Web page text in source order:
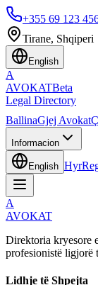
+355 69 123
Tirane, Shqiperi
English
A
AVOKATBeta
Legal Directory
BallinaGjej Avokat
Informacion
English Hyr
A
AVOKAT
Direktoria kryesore
profesionistë ligjorë
Lidhje të Shpejta